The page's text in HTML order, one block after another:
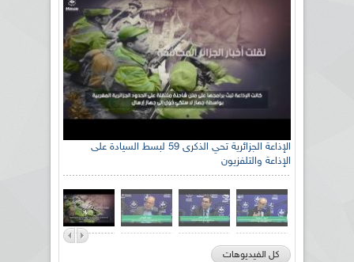
الإذاعة الجزائرية تحي الذكرى 59 لبسط السيادة على
الإذاعة والتلفزيون
كل الفيديوهات